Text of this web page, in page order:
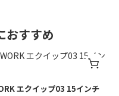
おすすめ
エクイップ03 15インチ